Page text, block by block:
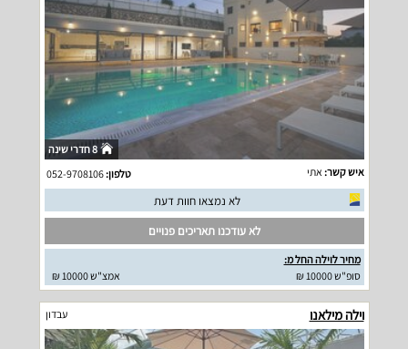
8 חדרי שינה
איש קשר: אתי טלפון:052-9708106
לא נמצאו חוות דעת
לא עודכנו תאריכים פנויים
מחיר לוילה החל מ:
סופ"ש 10000 ₪
אמצ"ש 10000 ₪
וילה מילאנו עבדון